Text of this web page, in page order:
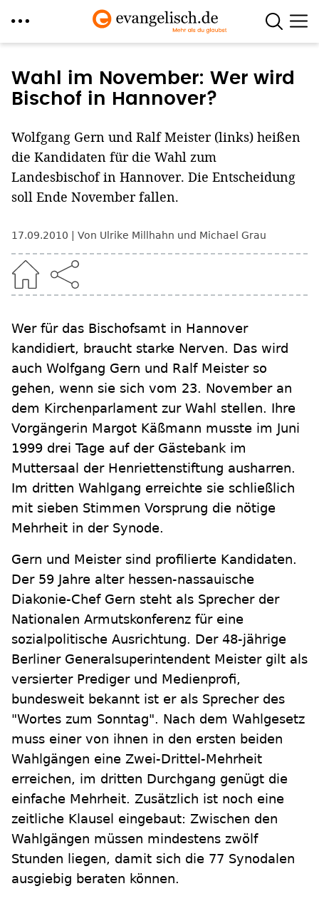
zum
Inhalt
Wahl im November: Wer wird
Bischof in Hannover?
Wolfgang Gern und Ralf Meister (links) heißen
die Kandidaten für die Wahl zum
Landesbischof in Hannover. Die Entscheidung
soll Ende November fallen.
17.09.2010 Von Ulrike Millhahn und Michael Grau
Wer für das Bischofsamt in Hannover
kandidiert, braucht starke Nerven. Das wird
auch Wolfgang Gern und Ralf Meister so
gehen, wenn sie sich vom 23. November an
dem Kirchenparlament zur Wahl stellen. Ihre
Vorgängerin Margot Käßmann musste im Juni
1999 drei Tage auf der Gästebank im
Muttersaal der Henriettenstiftung ausharren.
Im dritten Wahlgang erreichte sie schließlich
mit sieben Stimmen Vorsprung die nötige
Mehrheit in der Synode.
Gern und Meister sind profilierte Kandidaten.
Der 59 Jahre alter hessen-nassauische
Diakonie-Chef Gern steht als Sprecher der
Nationalen Armutskonferenz für eine
sozialpolitische Ausrichtung. Der 48-jährige
Berliner Generalsuperintendent Meister gilt als
versierter Prediger und Medienprofi,
bundesweit bekannt ist er als Sprecher des
"Wortes zum Sonntag". Nach dem Wahlgesetz
muss einer von ihnen in den ersten beiden
Wahlgängen eine Zwei-Drittel-Mehrheit
erreichen, im dritten Durchgang genügt die
einfache Mehrheit. Zusätzlich ist noch eine
zeitliche Klausel eingebaut: Zwischen den
Wahlgängen müssen mindestens zwölf
Stunden liegen, damit sich die 77 Synodalen
ausgiebig beraten können.